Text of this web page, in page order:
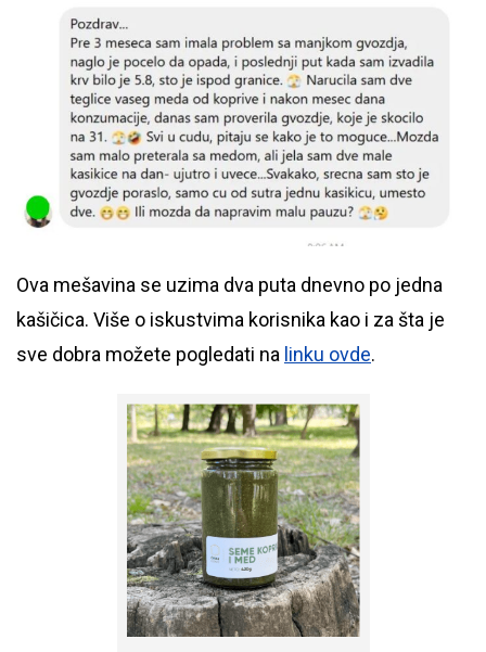
Ova mešavina se uzima dva puta dnevno po jedna
kašičica. Više o iskustvima korisnika kao i za šta je
sve dobra možete pogledati na linku ovde.